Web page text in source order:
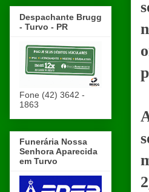
Despachante Brugg
- Turvo - PR
Fone (42) 3642 -
1863
Funerária Nossa
Senhora Aparecida
em Turvo